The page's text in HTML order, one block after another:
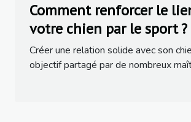
Comment renforcer le
votre chien par le sport ?
Créer une relation solide avec son
objectif partagé par de nombreux